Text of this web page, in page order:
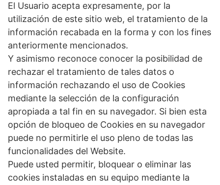
El Usuario acepta expresamente, por la
utilización de este sitio web, el tratamiento de la
información recabada en la forma y con los fines
anteriormente mencionados.
Y asimismo reconoce conocer la posibilidad de
rechazar el tratamiento de tales datos o
información rechazando el uso de Cookies
mediante la selección de la configuración
apropiada a tal fin en su navegador. Si bien esta
opción de bloqueo de Cookies en su navegador
puede no permitirle el uso pleno de todas las
funcionalidades del Website.
Puede usted permitir, bloquear o eliminar las
cookies instaladas en su equipo mediante la